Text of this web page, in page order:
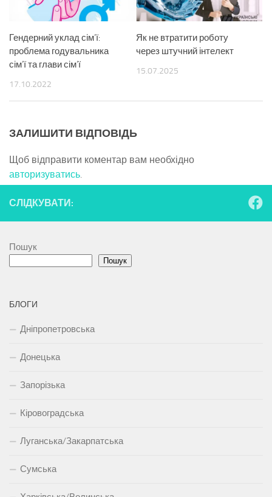
Гендерний уклад сім’ї:
проблема годувальника
сім’ї та глави сім’ї
17.10.2022
Як не втратити роботу
через штучний інтелект
15.07.2025
ЗАЛИШИТИ ВІДПОВІДЬ
Щоб відправити коментар вам необхідно
авторизуватись.
СЛІДКУВАТИ:
Пошук
Пошук
БЛОГИ
Дніпропетровська
Донецька
Запорізька
Кіровоградська
Луганська/Закарпатська
Сумська